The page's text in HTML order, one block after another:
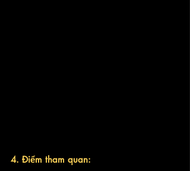
4. Điểm tham quan: